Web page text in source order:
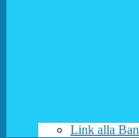
Link alla